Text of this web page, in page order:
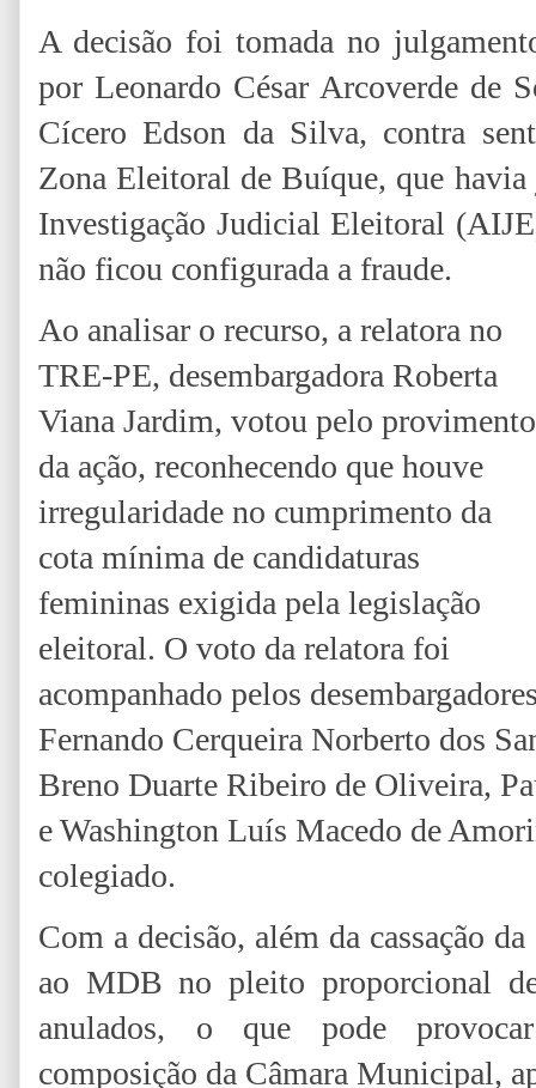
A decisão foi tomada no
por Leonardo César Arcoverde de
Cícero Edson da Silva, contra
Zona Eleitoral de Buíque, que
Investigação Judicial Eleitoral
não ficou configurada a fraude.
Ao analisar o recurso, a relatora no
TRE-PE, desembargadora Roberta
Viana Jardim, votou pelo provimento
da ação, reconhecendo que houve
irregularidade no cumprimento da
cota mínima de candidaturas
femininas exigida pela legislação
eleitoral. O voto da relatora foi
acompanhado pelos
Fernando Cerqueira Norberto dos
Breno Duarte Ribeiro de Oliveira,
e Washington Luís Macedo de
colegiado.
Com a decisão, além da cassação
ao MDB no pleito proporcional
anulados, o que pode
composição da Câmara Municipal,